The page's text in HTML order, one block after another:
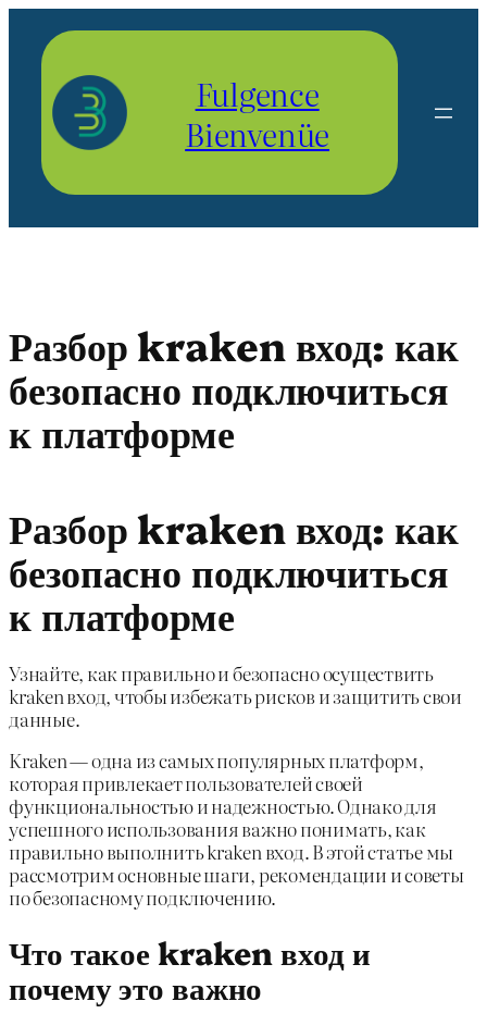
contenu
Fulgence
Bienvenüe
Разбор kraken вход: как
безопасно подключиться
к платформе
Разбор kraken вход: как
безопасно подключиться
к платформе
Узнайте, как правильно и безопасно осуществить
kraken вход, чтобы избежать рисков и защитить свои
данные.
Kraken — одна из самых популярных платформ,
которая привлекает пользователей своей
функциональностью и надежностью. Однако для
успешного использования важно понимать, как
правильно выполнить kraken вход. В этой статье мы
рассмотрим основные шаги, рекомендации и советы
по безопасному подключению.
Что такое kraken вход и
почему это важно